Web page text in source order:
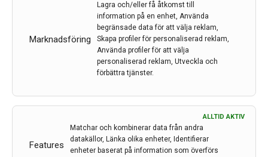
Marknadsföring
Lagra och/eller få åtkomst till
information på en enhet, Använda
begränsade data för att välja reklam,
Skapa profiler för personaliserad reklam,
Använda profiler för att välja
personaliserad reklam, Utveckla och
förbättra tjänster.
Features
ALLTID AKTIV
Matchar och kombinerar data från andra
datakällor, Länka olika enheter, Identifierar
enheter baserat på information som överförs
upplägg har nu förlängts till en vecka med
föreläsningar i ett samarrangemang med de olika
specialistföreningarna. På plats var Måns Berglund, ST-
läkare, Laleh Zarrinkoob, specialistläkare, båda vid
Norrlands Universitetssjukhus, Umeå och Lisa Wittinger,
ST-läkare vid Örebro Universitetssjukhus, som här ger